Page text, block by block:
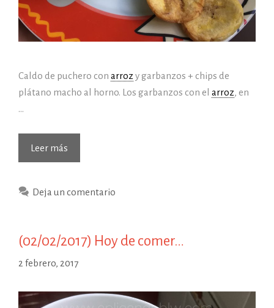
Caldo de puchero con arroz y garbanzos + chips de
plátano macho al horno. Los garbanzos con el arroz, en
…
Leer más
Hoy
comer…
Deja un comentario
(02/02/2017) Hoy de comer…
2 febrero, 2017